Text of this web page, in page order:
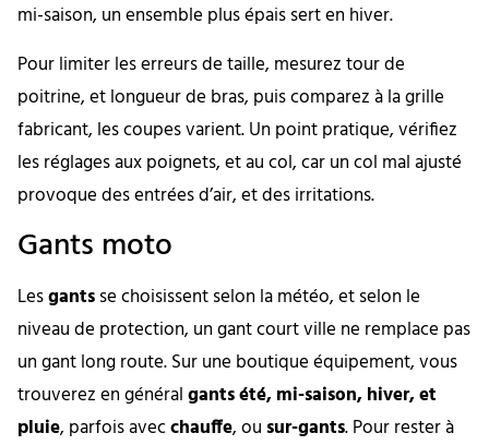
mi-saison, un ensemble plus épais sert en hiver.
Pour limiter les erreurs de taille, mesurez tour de
poitrine, et longueur de bras, puis comparez à la grille
fabricant, les coupes varient. Un point pratique, vérifiez
les réglages aux poignets, et au col, car un col mal ajusté
provoque des entrées d’air, et des irritations.
Gants moto
Lesgantsse choisissent selon la météo, et selon le
niveau de protection, un gant court ville ne remplace pas
un gant long route. Sur une boutique équipement, vous
trouverez en généralgants été, mi-saison, hiver, et
pluie, parfois avecchauffe, ou sur-gants. Pour rester à